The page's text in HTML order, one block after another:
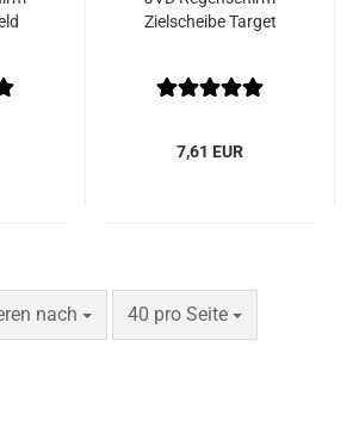
Zielscheibe Target
7,61 EUR
nach
nach 40 pro Seite
pro Seite